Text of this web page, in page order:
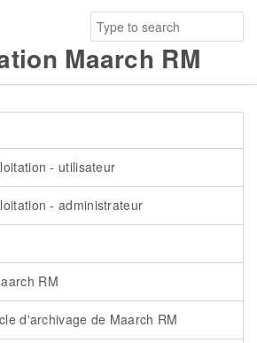
Maarch RM
- utilisateur
- administrateur
RM
d'archivage de Maarch RM